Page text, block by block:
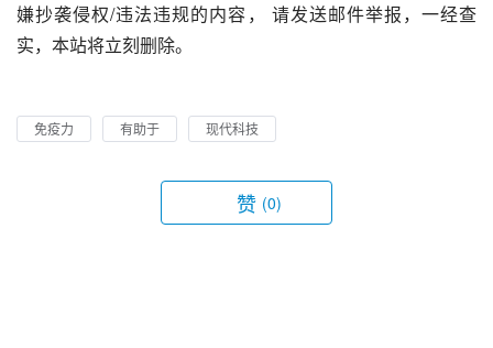
嫌抄袭侵权/违法违规的内容， 请发送邮件举报，一经查
实，本站将立刻删除。
免疫力 有助于 现代科技
赞 (0)